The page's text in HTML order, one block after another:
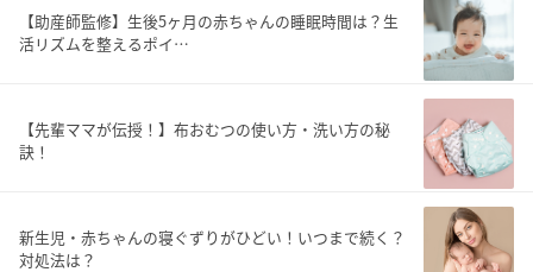
【助産師監修】生後5ヶ月の赤ちゃんの睡眠時間は？生
活リズムを整えるポイ…
【先輩ママが伝授！】布おむつの使い方・洗い方の秘
訣！
新生児・赤ちゃんの寝ぐずりがひどい！いつまで続く？
対処法は？